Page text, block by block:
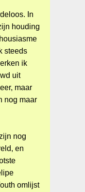
In
houding
steeds
ik
uit
maar
nog maar
nog
en
omlijst